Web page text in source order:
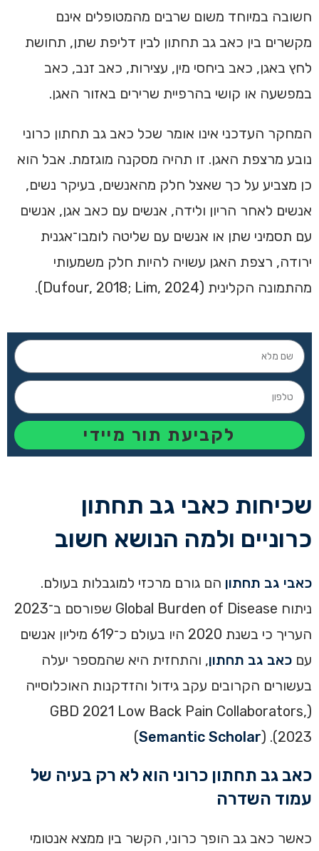
חשובה במיוחד משום שרבים מהמטופלים אינם
מקשרים בין כאב גב תחתון לבין דליפת שתן, תחושת
לחץ באגן, כאב ביחסי מין, עצירות, כאב זנב, כאב
במפשעה או קושי בהרפיית שרירים באזור האגן.
המחקר העדכני אינו אומר שכל כאב גב תחתון כרוני
נובע מרצפת האגן. זו תהיה מסקנה מוגזמת. אבל הוא
כן מצביע על כך שאצל חלק מהאנשים, בעיקר נשים,
אנשים לאחר הריון ולידה, אנשים עם כאב אגן, אנשים
עם תסמיני שתן או אנשים עם שליטה לומבו־אגנית
ירודה, רצפת האגן עשויה להיות חלק משמעותי
מהתמונה הקלינית (Dufour, 2018; Lim, 2024).
לקביעת תור מיידי
שכיחות כאבי גב תחתון
כרוניים ולמה הנושא חשוב
כאבי גב תחתון הם גורם מרכזי למוגבלות בעולם.
ניתוח Global Burden of Disease שפורסם ב־2023
העריך כי בשנת 2020 היו בעולם כ־619 מיליון אנשים
עם כאב גב תחתון, והתחזית היא שהמספר יעלה
בעשורים הקרובים עקב גידול והזדקנות האוכלוסייה
(GBD 2021 Low Back Pain Collaborators,
2023). (
Semantic Scholar
)
כאב גב תחתון כרוני הוא לא רק בעיה של
עמוד השדרה
כאשר כאב גב הופך כרוני, הקשר בין ממצא אנטומי